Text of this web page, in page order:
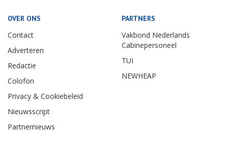
OVER ONS
Contact
Adverteren
Redactie
Colofon
Privacy & Cookiebeleid
Nieuwsscript
Partnernieuws
PARTNERS
Vakbond Nederlands
Cabinepersoneel
TUI
NEWHEAP